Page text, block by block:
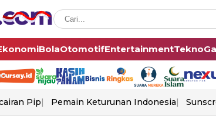
BolaOtomotifEntertainmentTekno
Pip Pemain Keturunan Indonesia